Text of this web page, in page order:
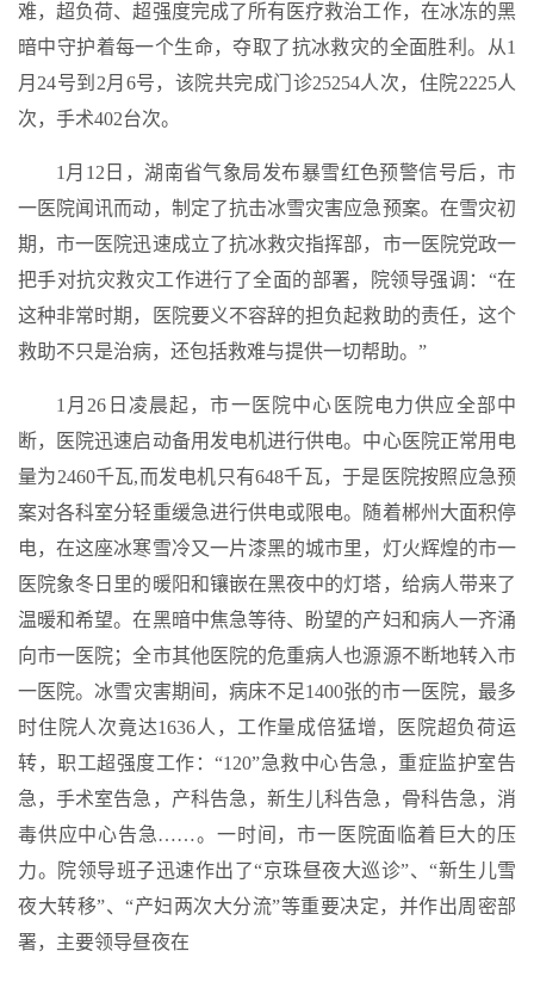
难，超负荷、超强度完成了所有医疗救治工作，在冰冻的黑
暗中守护着每一个生命，夺取了抗冰救灾的全面胜利。从1
月24号到2月6号，该院共完成门诊25254人次，住院2225人
次，手术402台次。
1月12日，湖南省气象局发布暴雪红色预警信号后，市
一医院闻讯而动，制定了抗击冰雪灾害应急预案。在雪灾初
期，市一医院迅速成立了抗冰救灾指挥部，市一医院党政一
把手对抗灾救灾工作进行了全面的部署，院领导强调：“在
这种非常时期，医院要义不容辞的担负起救助的责任，这个
救助不只是治病，还包括救难与提供一切帮助。”
1月26日凌晨起，市一医院中心医院电力供应全部中
断，医院迅速启动备用发电机进行供电。中心医院正常用电
量为2460千瓦,而发电机只有648千瓦，于是医院按照应急预
案对各科室分轻重缓急进行供电或限电。随着郴州大面积停
电，在这座冰寒雪冷又一片漆黑的城市里，灯火辉煌的市一
医院象冬日里的暖阳和镶嵌在黑夜中的灯塔，给病人带来了
温暖和希望。在黑暗中焦急等待、盼望的产妇和病人一齐涌
向市一医院；全市其他医院的危重病人也源源不断地转入市
一医院。冰雪灾害期间，病床不足1400张的市一医院，最多
时住院人次竟达1636人，工作量成倍猛增，医院超负荷运
转，职工超强度工作：“120”急救中心告急，重症监护室告
急，手术室告急，产科告急，新生儿科告急，骨科告急，消
毒供应中心告急……。一时间，市一医院面临着巨大的压
力。院领导班子迅速作出了“京珠昼夜大巡诊”、“新生儿雪
夜大转移”、“产妇两次大分流”等重要决定，并作出周密部
署，主要领导昼夜在